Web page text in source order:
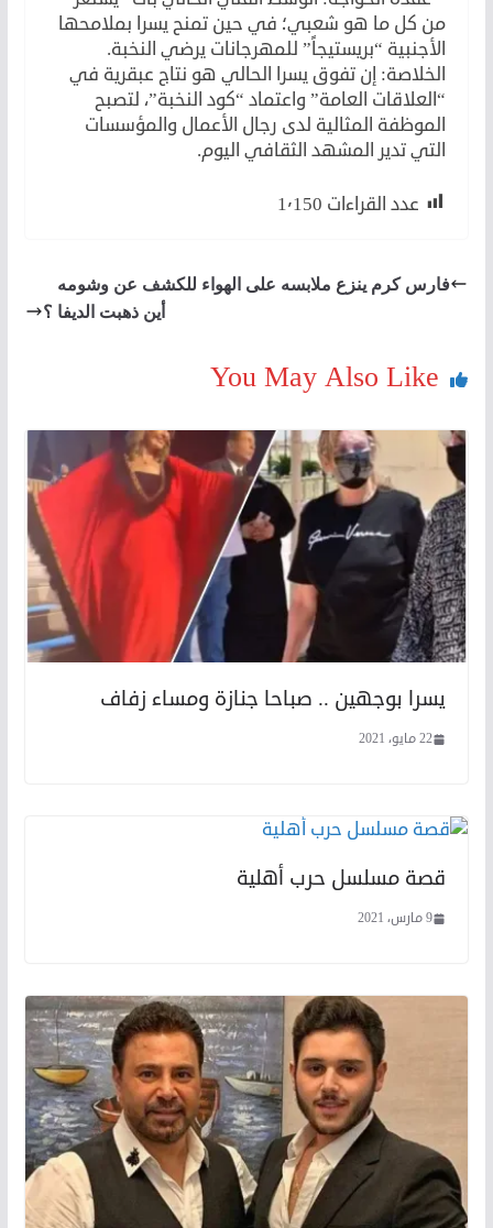
من كل ما هو شعبي؛ في حين تمنح يسرا بملامحها
الأجنبية “بريستيجاً” للمهرجانات يرضي النخبة.
الخلاصة: إن تفوق يسرا الحالي هو نتاج عبقرية في
“العلاقات العامة” واعتماد “كود النخبة”، لتصبح
الموظفة المثالية لدى رجال الأعمال والمؤسسات
التي تدير المشهد الثقافي اليوم.
عدد القراءات 1٬150
فارس كرم ينزع ملابسه على الهواء للكشف عن وشومه
أين ذهبت الديفا ؟
You May Also Like
يسرا بوجهين .. صباحا جنازة ومساء زفاف
22 مايو، 2021
قصة مسلسل حرب أهلية
9 مارس، 2021